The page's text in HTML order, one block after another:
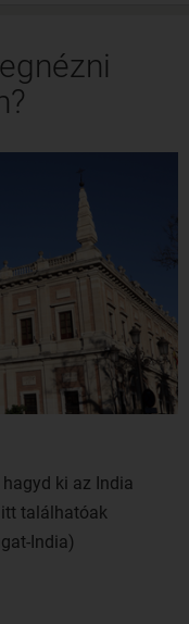
ki az India
találhatóak
India)